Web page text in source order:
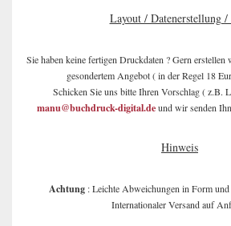
Layout / Datenerstellung /
Sie haben keine fertigen Druckdaten ? Gern erstellen
gesondertem Angebot ( in der Regel 18
Schicken Sie uns bitte Ihren Vorschlag ( z.B.
manu@buchdruck-digital.deund wir senden
Hinweis
Achtung : Leichte Abweichungen in Form
Internationaler Versand auf